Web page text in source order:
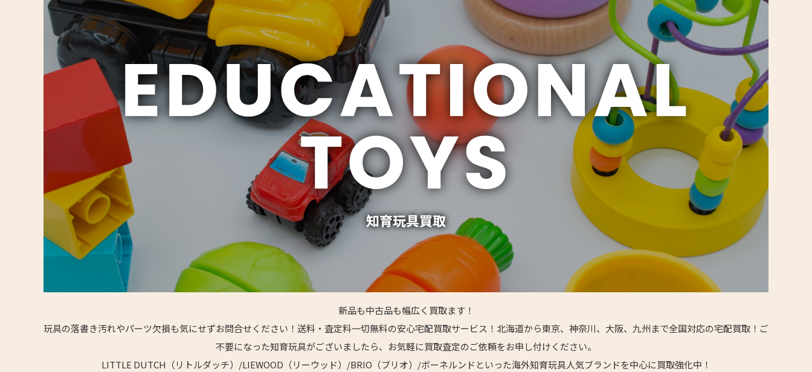
新品も中古品も幅広く買取ます！
玩具の落書き汚れやパーツ欠損も気にせずお問合せください！送料・査定料一切無料の安心宅配買取サービス！北海道から東京、神奈川、大阪、九州まで全国対応の宅配買取！ご
不要になった知育玩具がございましたら、お気軽に買取査定のご依頼をお申し付けください。
LITTLE DUTCH（リトルダッチ）/LIEWOOD（リーウッド）/BRIO（ブリオ）/ボーネルンドといった海外知育玩具人気ブランドを中心に買取強化中！